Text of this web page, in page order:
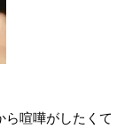
喧嘩がしたくて